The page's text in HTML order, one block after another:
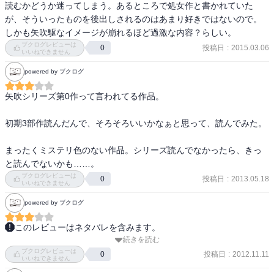
す。
自己の革命は内面的な変化を促し、価値観や信念の刷新、精神的
成長を目的とする。
社会の革命は、自己の革命を経た人々が協力し、政治や文化、経
済の制度を刷新することで、外部社会に影響を与える。
存在の革命は、これらを超えた人間存在そのものに関わる変革で
あり、科学技術の進歩や意識の拡張、肉体や形而上学的限界の超越
を目指すもので、最も根源的な人間のあり方への問いを投げかけ
る。
この存在の革命というのが独特な笠井潔の想いでしょうね。
革命の一般的な定義は、「既存の社会や政治の秩序、あるいは思想
や技術などを、短期間に根本から変える抜本的な変革」である。
カケルは「革命家とは自身の趣味や正義感で革命家になった者で
はない。革命家が革命を選ぶのではなく、革命が革命家を選ぶ。革
命家とは革命によって選ばれ摑まれてしまった自身の宿命を自覚し
た人間に過ぎない」という。
カケルの元恋人　北澤風視との対話。人を殺していけない論。
『オイディプス症候群』のナディアとの論議より、風視との論議
読むかどうか迷ってしまう。あるところで処女作と書かれていた
が、そういったものを後出しされるのはあまり好きではないので。
しかも矢吹駆なイメージが崩れるほど過激な内容？らしい。
ブクログレビューは
いいねできません
0 投稿日 : 2015.03.06
powered by ブクログ
矢吹シリーズ第0作って言われてる作品。
初期3部作読んだんで、そろそろいいかなぁと思って、読んでみた。
まったくミステリ色のない作品。シリーズ読んでなかったら、きっ
と読んでないかも……。
ブクログレビューは
いいねできません
0 投稿日 : 2013.05.18
powered by ブクログ
このレビューはネタバレを含みます。
時代は全学共闘会議（全共闘）の終結から五年後。世界同時革命
を目指し、リンチ事件の首謀者として逮捕され、刑期を終えて出所
し、ひっそりと暮らしていた男に、かつての恋人から声がかかる。
続きを読む
ブクログレビューは
いいねできません
0 投稿日 : 2012.11.11